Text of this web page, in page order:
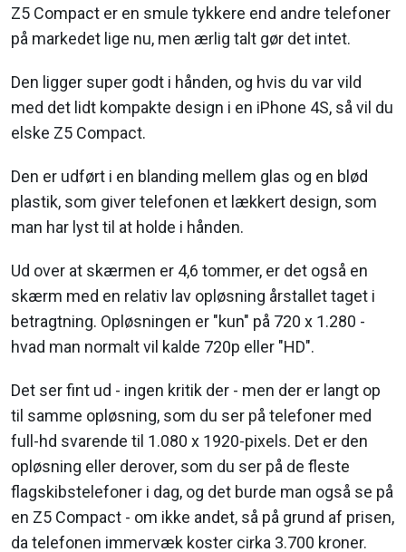
Z5 Compact er en smule tykkere end andre telefoner
på markedet lige nu, men ærlig talt gør det intet.
Den ligger super godt i hånden, og hvis du var vild
med det lidt kompakte design i en iPhone 4S, så vil du
elske Z5 Compact.
Den er udført i en blanding mellem glas og en blød
plastik, som giver telefonen et lækkert design, som
man har lyst til at holde i hånden.
Ud over at skærmen er 4,6 tommer, er det også en
skærm med en relativ lav opløsning årstallet taget i
betragtning. Opløsningen er "kun" på 720 x 1.280 -
hvad man normalt vil kalde 720p eller "HD".
Det ser fint ud - ingen kritik der - men der er langt op
til samme opløsning, som du ser på telefoner med
full-hd svarende til 1.080 x 1920-pixels. Det er den
opløsning eller derover, som du ser på de fleste
flagskibstelefoner i dag, og det burde man også se på
en Z5 Compact - om ikke andet, så på grund af prisen,
da telefonen immervæk koster cirka 3.700 kroner.